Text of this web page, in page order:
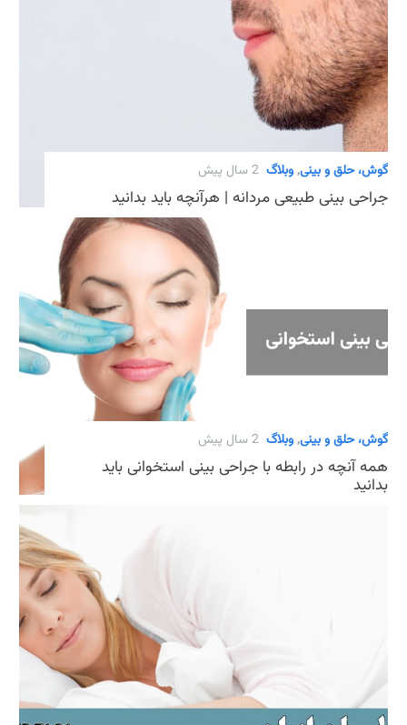
گوش، حلق و بینی,وبلاگ 2 سال پیش
جراحی بینی طبیعی مردانه | هرآنچه باید بدانید
گوش، حلق و بینی,وبلاگ 2 سال پیش
همه آنچه در رابطه با جراحی بینی استخوانی باید
بدانید